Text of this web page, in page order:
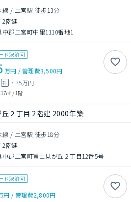
線 / 二宮駅 徒歩13分
2階建
中郡二宮町中里1110番地1
ド決済可
万円 /管理費3,500円
礼 7.75万円
㎡ /1階
２丁目 2階建 2000年築
線 / 二宮駅 徒歩18分
2階建
中郡二宮町富士見が丘２丁目12番5号
ド決済可
円 /管理費2,800円